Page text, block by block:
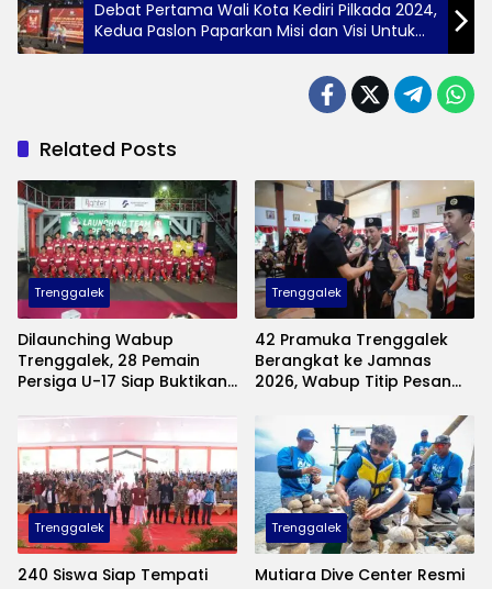
Debat Pertama Wali Kota Kediri Pilkada 2024,
Kedua Paslon Paparkan Misi dan Visi Untuk
Dapatkan Simpatik Masyarakat
Related Posts
Trenggalek
Dilaunching Wabup
Trenggalek, 28 Pemain
Persiga U-17 Siap Buktikan
Trenggalek
42 Pramuka Trenggalek
Berangkat ke Jamnas
2026, Wabup Titip Pesan
Trenggalek
240 Siswa Siap Tempati
Trenggalek
Mutiara Dive Center Resmi